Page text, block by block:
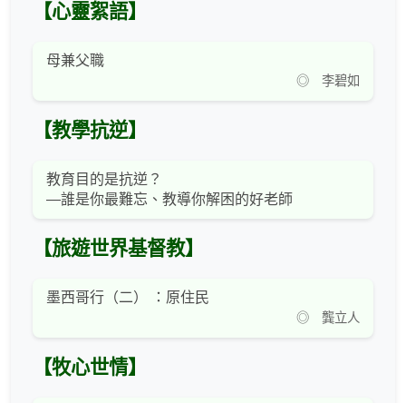
【心靈絮語】
母兼父職
◎ 李碧如
【教學抗逆】
教育目的是抗逆？
—誰是你最難忘、教導你解困的好老師
【旅遊世界基督教】
墨西哥行（二） ：原住民
◎ 龔立人
【牧心世情】